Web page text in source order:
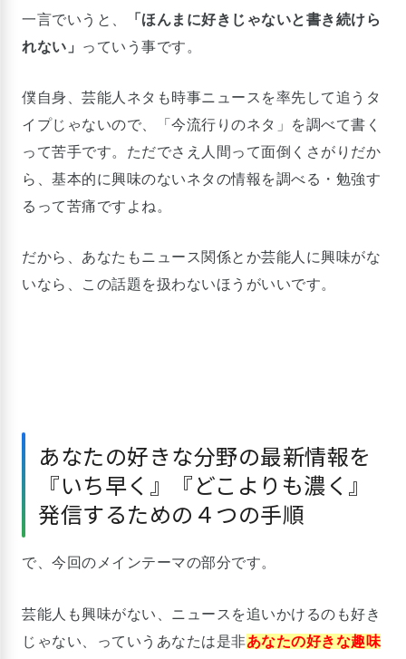
一言でいうと、
「ほんまに好きじゃないと書き続けら
れない」
っていう事です。
僕自身、芸能人ネタも時事ニュースを率先して追うタ
イプじゃないので、「今流行りのネタ」を調べて書く
って苦手です。ただでさえ人間って面倒くさがりだか
ら、基本的に興味のないネタの情報を調べる・勉強す
るって苦痛ですよね。
だから、あなたもニュース関係とか芸能人に興味がな
いなら、この話題を扱わないほうがいいです。
あなたの好きな分野の最新情報を
『いち早く』『どこよりも濃く』
発信するための４つの手順
で、今回のメインテーマの部分です。
芸能人も興味がない、ニュースを追いかけるのも好き
じゃない、っていうあなたは是非あなたの好きな趣味